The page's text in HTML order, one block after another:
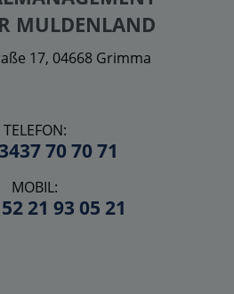
MULDENLAND
17, 04668 Grimma
TELEFON:
70 70 71
MOBIL:
21 93 05 21